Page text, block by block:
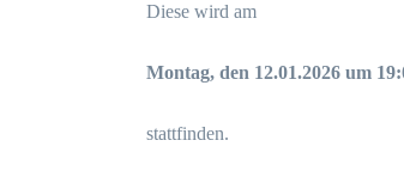
Diese wird am
Montag, den 12.01.2026 um
stattfinden.